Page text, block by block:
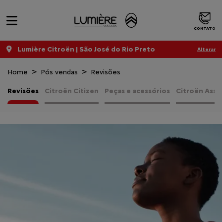
CONTATO
Lumière Citroën | São José do Rio Preto Alterar
Home Pós vendas Revisões
Citroën Citizen
Revisões Peças e acessórios Citroën